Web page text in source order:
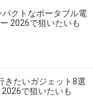
パクトなポータブル電
2026で狙いたいも
きたいガジェット8選
で狙いたいも